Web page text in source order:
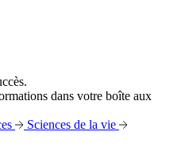
dans votre boîte aux
Sciences de la vie